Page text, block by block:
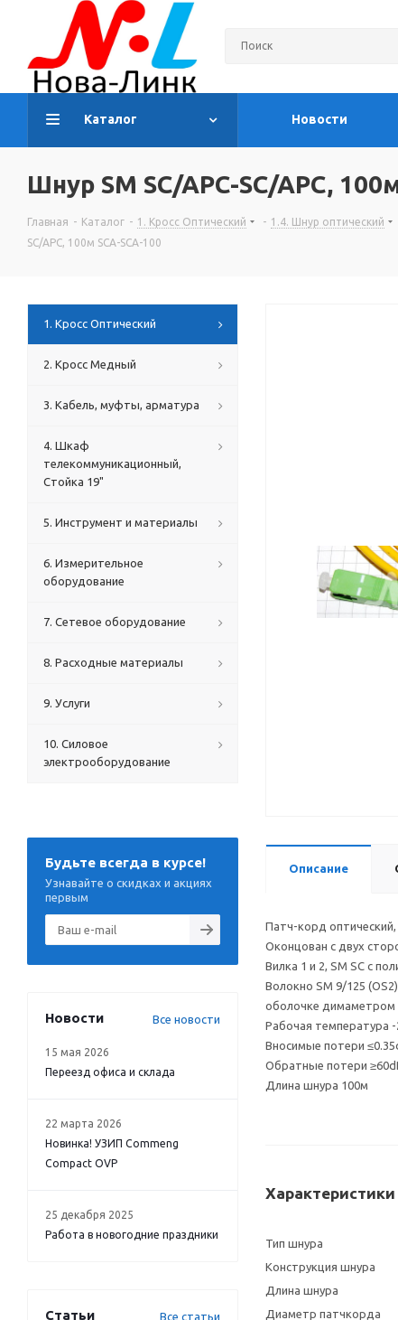
Каталог Новости
Шнур SM SC/APC-SC/APC,
Главная - Каталог - 1. Кросс Оптический - 1.4. Шнур оптический
SC/APC, 100м SCA-SCA-100
Описание
Патч-корд
Оконцован с двух
Вилка 1 и 2, SM SC с
Волокно SM 9/125
оболочке димаметром
Рабочая температура -
Вносимые потери
Обратные потери
Длина шнура 100м
Характеристики
Тип шнура
Конструкция шнура
Длина шнура
Диаметр патчкорда
1. Кросс Оптический
2. Кросс Медный
3. Кабель, муфты, арматура
4. Шкаф
телекоммуникационный,
Стойка 19"
5. Инструмент и материалы
6. Измерительное
оборудование
7. Сетевое оборудование
8. Расходные материалы
9. Услуги
10. Силовое
электрооборудование
первым
Новости Все новости